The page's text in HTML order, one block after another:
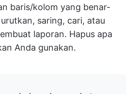
baris/kolom yang benar-
saring, cari, atau
laporan. Hapus apa
Anda gunakan.